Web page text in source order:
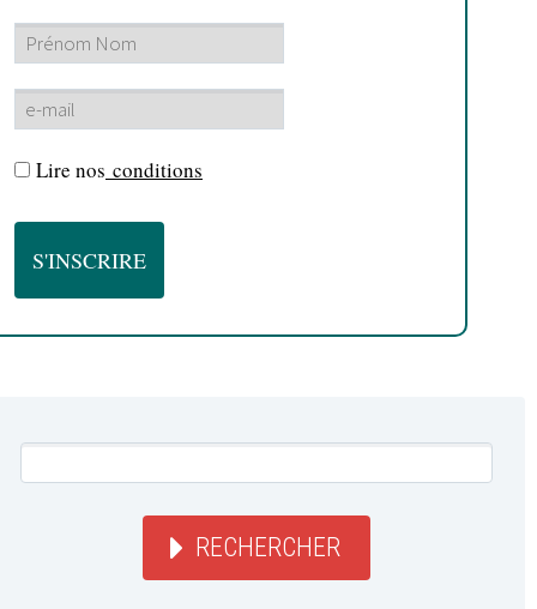
Lire nos conditions
RECHERCHER